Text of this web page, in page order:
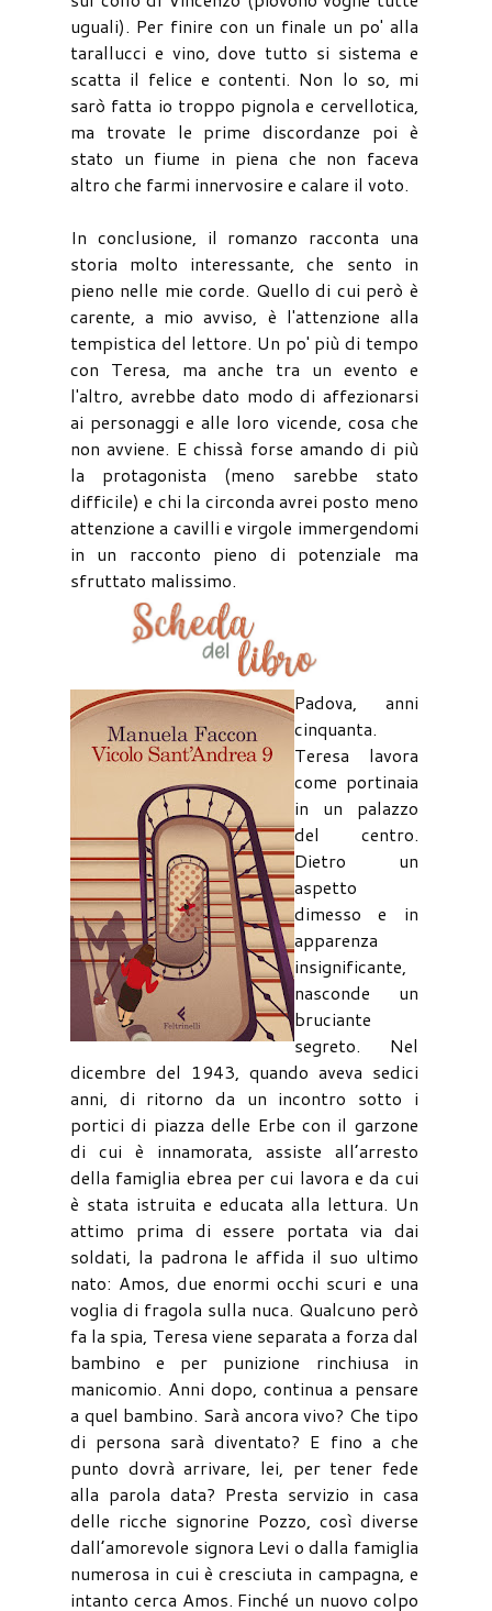
uguali). Per finire con un finale un po' alla
tarallucci e vino, dove tutto si sistema e
scatta il felice e contenti. Non lo so, mi
sarò fatta io troppo pignola e cervellotica,
ma trovate le prime discordanze poi è
stato un fiume in piena che non faceva
altro che farmi innervosire e calare il voto.
In conclusione, il romanzo racconta una
storia molto interessante, che sento in
pieno nelle mie corde. Quello di cui però è
carente, a mio avviso, è l'attenzione alla
tempistica del lettore. Un po' più di tempo
con Teresa, ma anche tra un evento e
l'altro, avrebbe dato modo di affezionarsi
ai personaggi e alle loro vicende, cosa che
non avviene. E chissà forse amando di più
la protagonista (meno sarebbe stato
difficile) e chi la circonda avrei posto meno
attenzione a cavilli e virgole immergendomi
in un racconto pieno di potenziale ma
sfruttato malissimo.
Padova, anni
cinquanta.
Teresa lavora
come portinaia
in un palazzo
del centro.
Dietro un
aspetto
dimesso e in
apparenza
insignificante,
nasconde un
bruciante
segreto. Nel
dicembre del 1943, quando aveva sedici
anni, di ritorno da un incontro sotto i
portici di piazza delle Erbe con il garzone
di cui è innamorata, assiste all’arresto
della famiglia ebrea per cui lavora e da cui
è stata istruita e educata alla lettura. Un
attimo prima di essere portata via dai
soldati, la padrona le affida il suo ultimo
nato: Amos, due enormi occhi scuri e una
voglia di fragola sulla nuca. Qualcuno però
fa la spia, Teresa viene separata a forza dal
bambino e per punizione rinchiusa in
manicomio. Anni dopo, continua a pensare
a quel bambino. Sarà ancora vivo? Che tipo
di persona sarà diventato? E fino a che
punto dovrà arrivare, lei, per tener fede
alla parola data? Presta servizio in casa
delle ricche signorine Pozzo, così diverse
dall’amorevole signora Levi o dalla famiglia
numerosa in cui è cresciuta in campagna, e
intanto cerca Amos. Finché un nuovo colpo